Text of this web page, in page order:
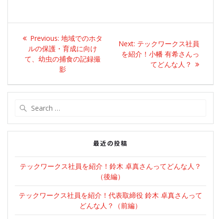
ビ
ゲ
ー
シ
ョ
ン
Previous: Previous
post:
地域でのホタ
ルの保護・育成に向け
て、幼虫の捕食の記録撮
影
Next: Next
post:
テックワークス社員
を紹介！小幡 有希さんっ
てどんな人？
最近の投稿
テックワークス社員を紹介！鈴木 卓真さんってどんな人？
（後編）
テックワークス社員を紹介！代表取締役 鈴木 卓真さんって
どんな人？（前編）